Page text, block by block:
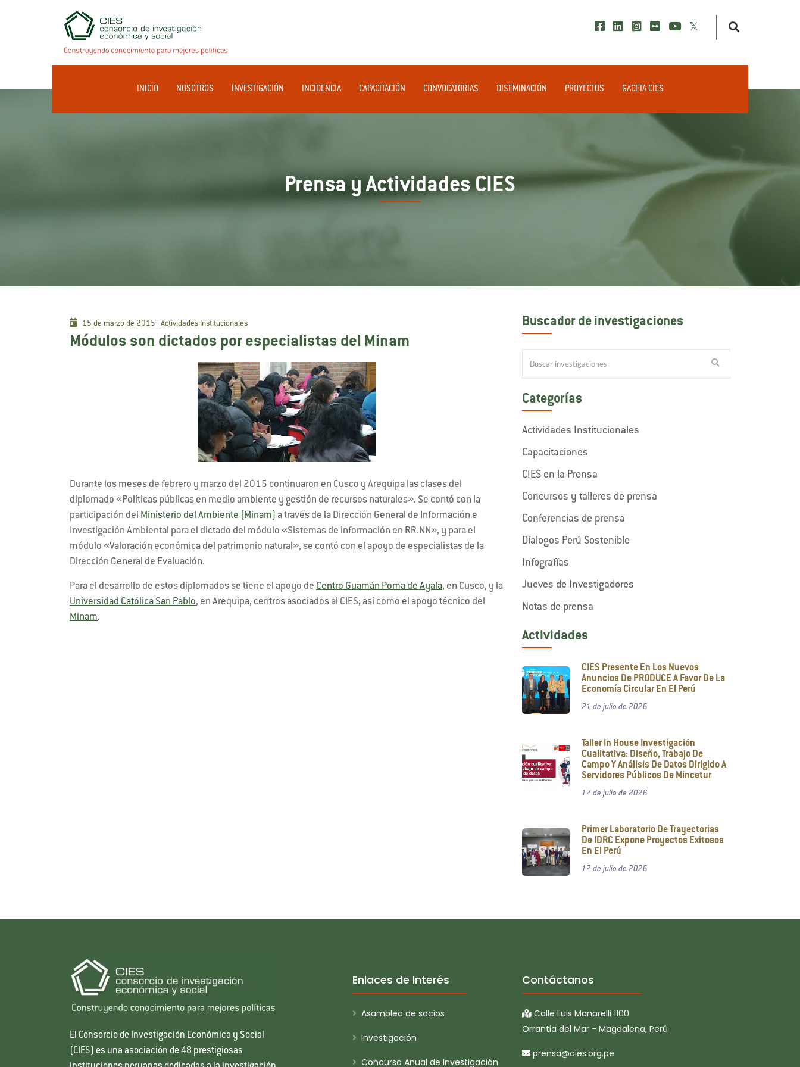
INICIO NOSOTROS INVESTIGACIÓN INCIDENCIA CAPACITACIÓN CONVOCATORIAS DISEMINACIÓN PROYECTOS GACETA CIES
Prensa y Actividades CIES
15 de marzo de 2015 | Actividades Institucionales
Módulos son dictados por especialistas del Minam
Durante los meses de febrero y marzo del 2015 continuaron en Cusco y Arequipa las clases del
diplomado «Políticas públicas en medio ambiente y gestión de recursos naturales». Se contó con la
participación del
Ministerio del Ambiente (Minam) a través de la Dirección General de Información e
Investigación Ambiental para el dictado del módulo «Sistemas de información en RR.NN», y para el
módulo «Valoración económica del patrimonio natural», se contó con el apoyo de especialistas de la
Dirección General de Evaluación.
Para el desarrollo de estos diplomados se tiene el apoyo de Centro Guamán Poma de Ayala, en Cusco, y la
Universidad Católica San Pablo, en Arequipa, centros asociados al CIES; así como el apoyo técnico del
Minam.
Buscador de investigaciones
Categorías
Actividades Institucionales
Capacitaciones
CIES en la Prensa
Concursos y talleres de prensa
Conferencias de prensa
Díalogos Perú Sostenible
Infografías
Jueves de Investigadores
Notas de prensa
Actividades
CIES Presente En Los Nuevos
Anuncios De PRODUCE A Favor De La
Economía Circular En El Perú
21 de julio de 2026
Taller In House Investigación
Cualitativa: Diseño, Trabajo De
Campo Y Análisis De Datos Dirigido A
Servidores Públicos De Mincetur
17 de julio de 2026
Primer Laboratorio De Trayectorias
De IDRC Expone Proyectos Exitosos
En El Perú
17 de julio de 2026
El Consorcio de Investigación Económica y Social
(CIES) es una asociación de 48 prestigiosas
Enlaces de Interés
Asamblea de socios
Investigación
Concurso Anual de Investigación
Contáctanos
Calle Luis Manarelli 1100
Orrantia del Mar - Magdalena, Perú
prensa@cies.org.pe